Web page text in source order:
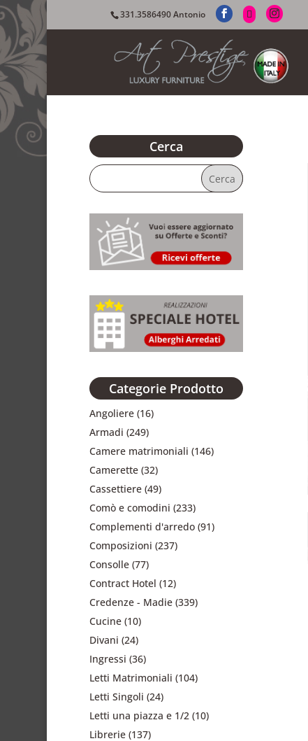
331.3586490 Antonio
Cerca
Categorie Prodotto
Angoliere (16)
Armadi (249)
Camere matrimoniali (146)
Camerette (32)
Cassettiere (49)
Comò e comodini (233)
Complementi d'arredo (91)
Composizioni (237)
Consolle (77)
Contract Hotel (12)
Credenze - Madie (339)
Cucine (10)
Divani (24)
Ingressi (36)
Letti Matrimoniali (104)
Letti Singoli (24)
Letti una piazza e 1/2 (10)
Librerie (137)